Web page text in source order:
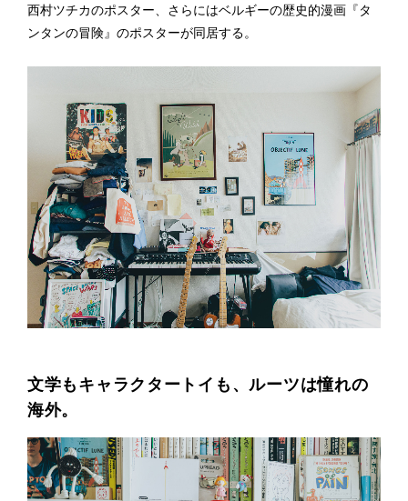
西村ツチカのポスター、さらにはベルギーの歴史的漫画『タ
ンタンの冒険』のポスターが同居する。
文学もキャラクタートイも、ルーツは憧れの
海外。